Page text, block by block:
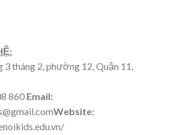
tháng 2, phường 12, Quận 11,
860 Email:
Website: